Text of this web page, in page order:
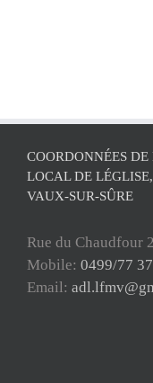
COORDONNÉES
LOCAL DE
VAUX-SUR-SÛRE
Rue du Chaudfour
Mobile: 0499/77
Email: